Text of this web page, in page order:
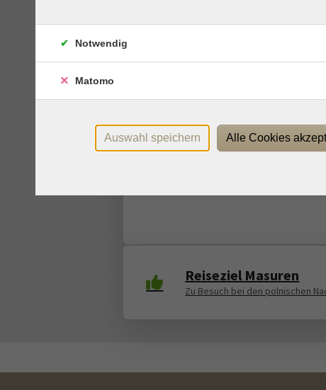
Talent kennt kein
Reiseziel Masuren
Zu Besuch bei den polnischen
Notwendig
Matomo
Auswahl speichern Alle Cookies